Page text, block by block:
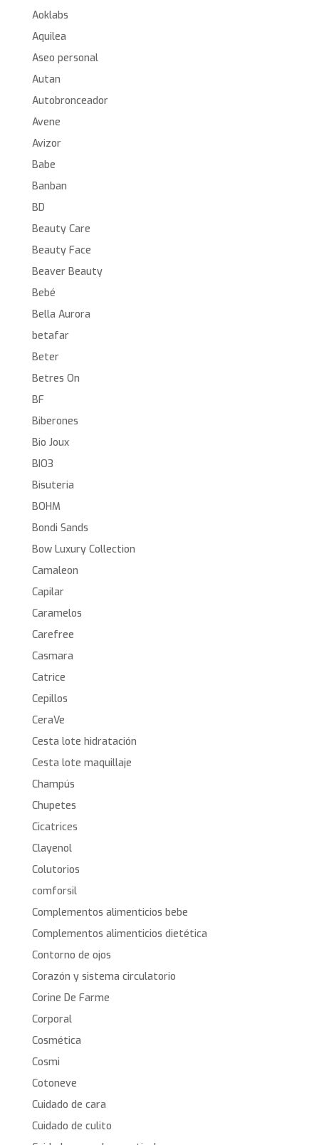
Aoklabs
Aquilea
Aseo personal
Autan
Autobronceador
Avene
Avizor
Babe
Banban
BD
Beauty Care
Beauty Face
Beaver Beauty
Bebé
Bella Aurora
betafar
Beter
Betres On
BF
Biberones
Bio Joux
BIO3
Bisuteria
BOHM
Bondi Sands
Bow Luxury Collection
Camaleon
Capilar
Caramelos
Carefree
Casmara
Catrice
Cepillos
CeraVe
Cesta lote hidratación
Cesta lote maquillaje
Champús
Chupetes
Cicatrices
Clayenol
Colutorios
comforsil
Complementos alimenticios bebe
Complementos alimenticios dietética
Contorno de ojos
Corazón y sistema circulatorio
Corine De Farme
Corporal
Cosmética
Cosmi
Cotoneve
Cuidado de cara
Cuidado de culito